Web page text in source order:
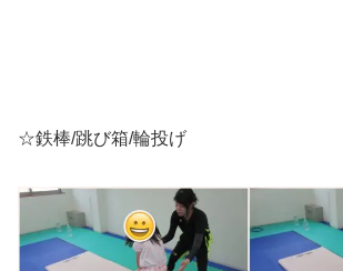
☆鉄棒/跳び箱/輪投げ